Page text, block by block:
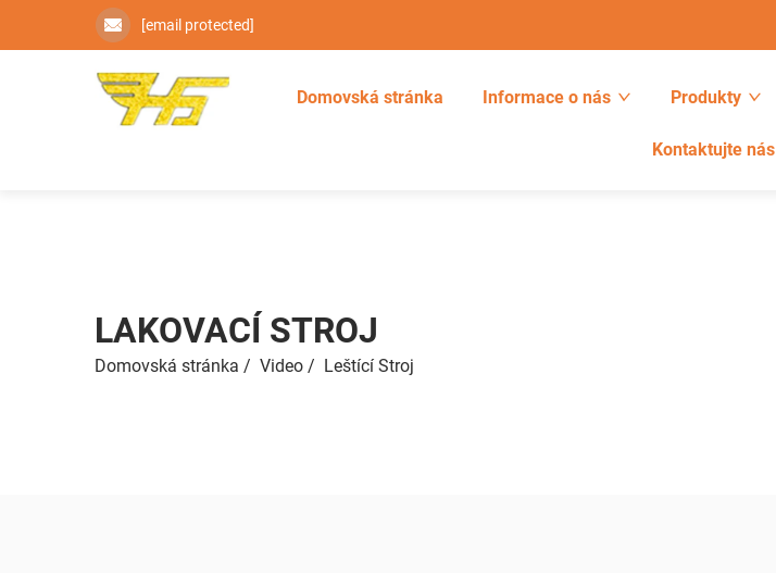
[email protected]
Domovská stránka Informace o nás Produkty
Kontaktujte nás
LAKOVACÍ STROJ
Domovská stránka / Video / Leštící Stroj